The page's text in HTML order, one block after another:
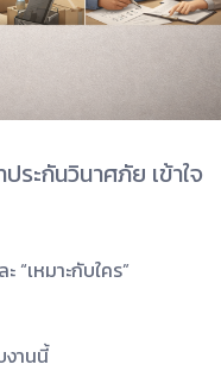
ะกันวินาศภัย เข้าใจ
“เหมาะกับใคร”
งานนี้